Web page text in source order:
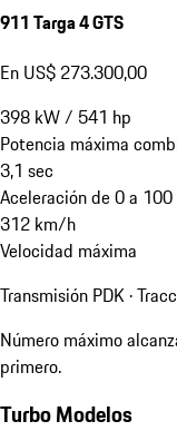
911 Targa 4 GTS
En US$ 273.300,00
398 kW/ 541 hp
Potencia máxima
3,1 sec
Aceleración de 0 a
312 km/h
Velocidad máxima
Transmisión PDK ·
Número máximo
primero.
Turbo Modelos